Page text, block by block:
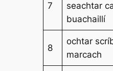
7
seachtar
buachaillí
8
ochtar
marcach